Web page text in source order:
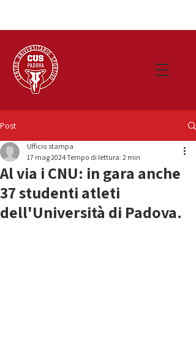
Post
Al via i CNU: in gara anche
37 studenti atleti
dell'Università di Padova.
Ufficio stampa
17 mag 2024Tempo di lettura: 2 min